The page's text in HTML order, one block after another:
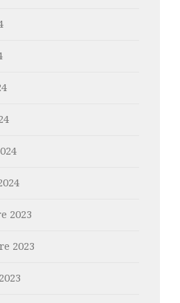
2023
2023